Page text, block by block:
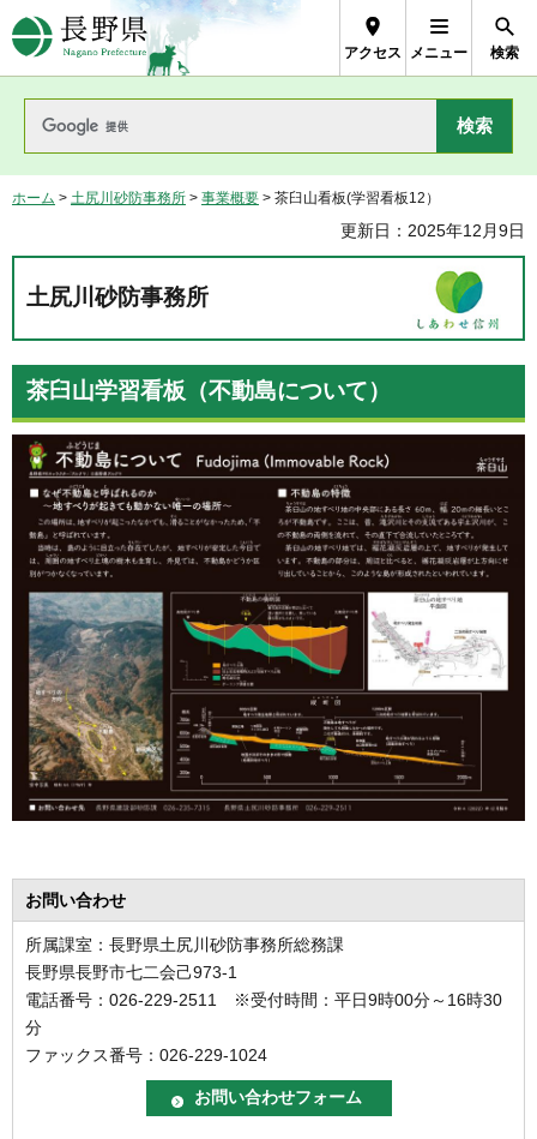
長野県Nagano Prefecture
アクセス メニュー 検索
ホーム > 土尻川砂防事務所 > 事業概要 > 茶臼山看板(学習看板12）
更新日：2025年12月9日
土尻川砂防事務所
茶臼山学習看板（不動島について）
お問い合わせ
所属課室：長野県土尻川砂防事務所総務課
長野県長野市七二会己973-1
電話番号：026-229-2511 ※受付時間：平日9時00分～16時30
分
ファックス番号：026-229-1024